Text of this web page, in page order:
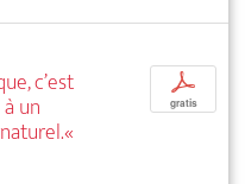
c’est
un
p
gratis